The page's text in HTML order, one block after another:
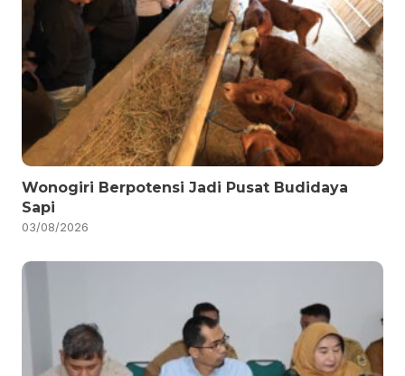
Wonogiri Berpotensi Jadi Pusat Budidaya
Sapi
03/08/2026